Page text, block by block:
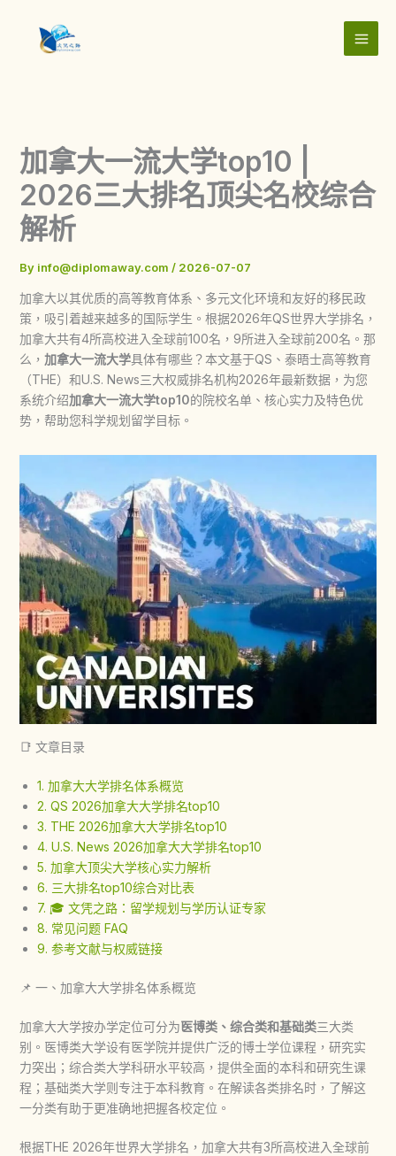
content
加拿大一流大学top10 |
2026三大排名顶尖名校综合
解析
By info@diplomaway.com / 2026-07-07
加拿大以其优质的高等教育体系、多元文化环境和友好的移民政
策，吸引着越来越多的国际学生。根据2026年QS世界大学排名，
加拿大共有4所高校进入全球前100名，9所进入全球前200名。那
么， 加拿大一流大学具体有哪些？本文基于QS、泰晤士高等教育
（THE）和U.S. News三大权威排名机构2026年最新数据，为您
系统介绍加拿大一流大学top10的院校名单、核心实力及特色优
势，帮助您科学规划留学目标。
📑 文章目录
1. 加拿大大学排名体系概览
2. QS 2026加拿大大学排名top10
3. THE 2026加拿大大学排名top10
4. U.S. News 2026加拿大大学排名top10
5. 加拿大顶尖大学核心实力解析
6. 三大排名top10综合对比表
7. 🎓 文凭之路：留学规划与学历认证专家
8. 常见问题 FAQ
9. 参考文献与权威链接
📌 一、加拿大大学排名体系概览
加拿大大学按办学定位可分为医博类、综合类和基础类三大类
别。医博类大学设有医学院并提供广泛的博士学位课程，研究实
力突出；综合类大学科研水平较高，提供全面的本科和研究生课
程；基础类大学则专注于本科教育。在解读各类排名时，了解这
一分类有助于更准确地把握各校定位。
根据THE 2026年世界大学排名，加拿大共有3所高校进入全球前